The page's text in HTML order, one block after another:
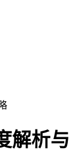
解析与